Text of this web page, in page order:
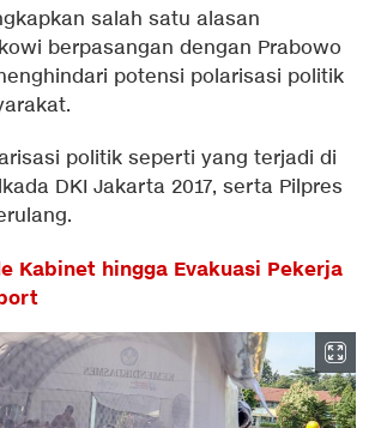
salah satu alasan
berpasangan dengan Prabowo
potensi polarisasi politik
politik seperti yang terjadi di
DKI Jakarta 2017, serta Pilpres
Kabinet hingga Evakuasi Pekerja